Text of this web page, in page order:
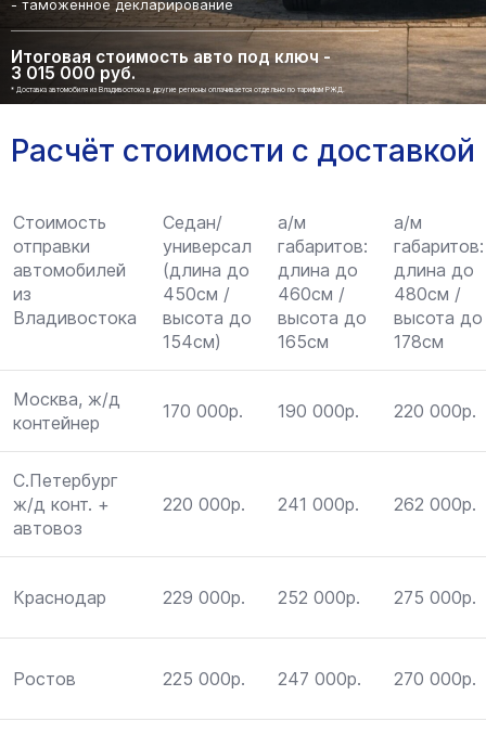
- таможенное декларирование
Итоговая стоимость авто под ключ -
3 015 000 руб.
* Доставка автомобиля из Владивостока в другие регионы оплачивается отдельно по тарифам РЖД.
Расчёт стоимости с доставкой
Стоимость
отправки
автомобилей
из
Владивостока
Седан/
универсал
(длина до
450см /
высота до
154см)
а/м
габаритов:
длина до
460см /
высота до
165см
а/м
габаритов:
длина до
480см /
высота до
178см
Москва, ж/д
контейнер
170 000р. 190 000р. 220 000р.
С.Петербург
ж/д конт. +
автовоз
220 000р. 241 000р. 262 000р.
Краснодар 229 000р. 252 000р. 275 000р.
Ростов 225 000р. 247 000р. 270 000р.